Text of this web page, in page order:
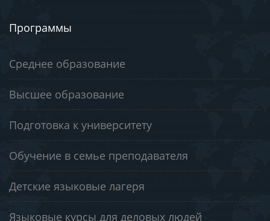
Программы
Среднее образование
Высшее образование
Подготовка к университету
Обучение в семье преподавателя
Детские языковые лагеря
Языковые курсы для деловых людей